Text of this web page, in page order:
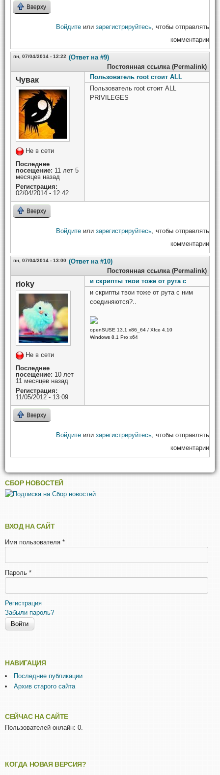
Вверху
Войдите или зарегистрируйтесь, чтобы отправлять
комментарии
пн, 07/04/2014 - 12:22 (Ответ на #9)
Постоянная ссылка (Permalink)
Чувак
Не в сети
Последнее
посещение: 11 лет 5
месяцев назад
Регистрация:
02/04/2014 - 12:42
Пользователь root стоит ALL
Пользователь root стоит ALL
PRIVILEGES
Вверху
Войдите или зарегистрируйтесь, чтобы отправлять
комментарии
пн, 07/04/2014 - 13:00 (Ответ на #10)
Постоянная ссылка (Permalink)
rioky
Не в сети
Последнее
посещение: 10 лет
11 месяцев назад
Регистрация:
11/05/2012 - 13:09
и скрипты твои тоже от рута с
и скрипты твои тоже от рута с ним
соединяются?..
openSUSE 13.1 x86_64 / Xfce 4.10
Windows 8.1 Pro x64
Вверху
Войдите или зарегистрируйтесь, чтобы отправлять
комментарии
СБОР НОВОСТЕЙ
ВХОД НА САЙТ
Имя пользователя *
Пароль *
Регистрация
Забыли пароль?
НАВИГАЦИЯ
Последние публикации
Архив старого сайта
СЕЙЧАС НА САЙТЕ
Пользователей онлайн: 0.
КОГДА НОВАЯ ВЕРСИЯ?